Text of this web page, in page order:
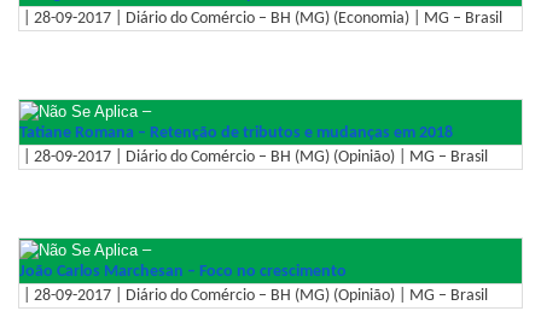
| 28-09-2017 | Diário do Comércio – BH (MG) (Economia) | MG – Brasil
–
Tatiane Romana – Retenção de tributos e mudanças em 2018
| 28-09-2017 | Diário do Comércio – BH (MG) (Opinião) | MG – Brasil
–
João Carlos Marchesan – Foco no crescimento
| 28-09-2017 | Diário do Comércio – BH (MG) (Opinião) | MG – Brasil